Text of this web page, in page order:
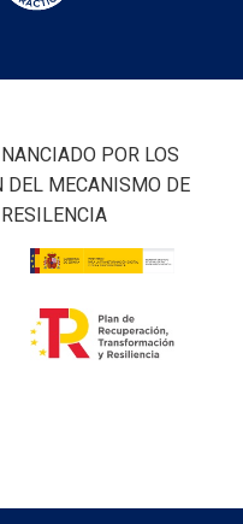
POR LOS
DEL MECANISMO DE